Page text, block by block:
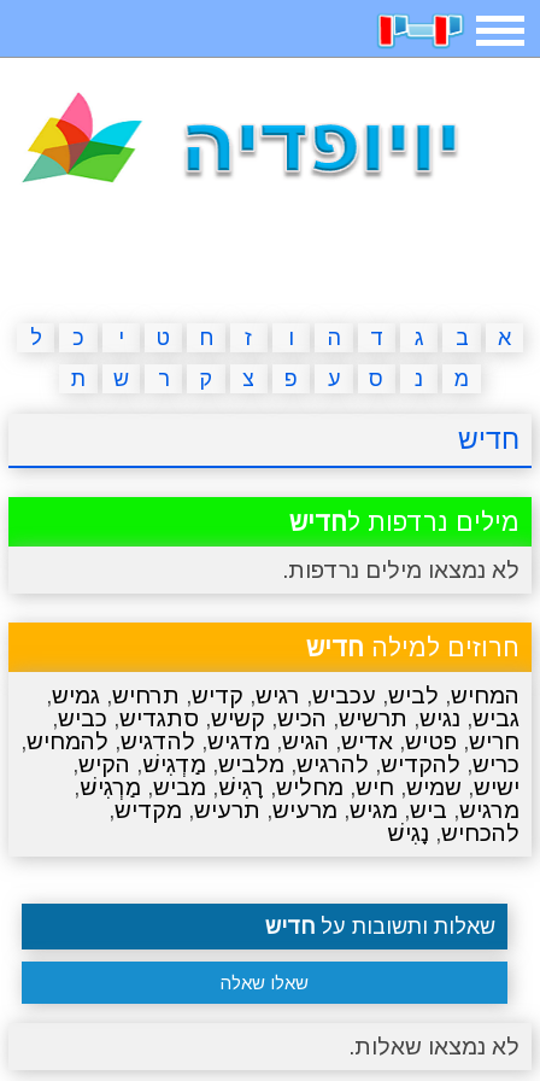
תפריט
איש תלוי מדריכים פוקימון גו מצא הבדלים
יצירה משחקי בנות אשליות חדשות
א ב ג ד ה ו ז ח ט י כ
ל
מ
נ ס ע פ צ ק ר ש ת
חדיש
מילים נרדפות לחדיש
לא נמצאו מילים נרדפות.
חרוזים למילה חדיש
המחיש, לביש, עכביש, רגיש, קדיש, תרחיש, גמיש,
גביש, נגיש, תרשיש, הכיש, קשיש, סתגדיש, כביש,
חריש, פטיש, אדיש, הגיש, מדגיש, להדגיש, להמחיש,
כריש, להקדיש, להרגיש, מלביש, מַדְגִישׁ, הקיש,
ישיש, שמיש, חיש, מחליש, רָגִישׁ, מביש, מַרְגִישׁ,
מרגיש, ביש, מגיש, מרעיש, תרעיש, מקדיש,
להכחיש, נָגִישׁ
שאלות ותשובות על חדיש
שאלו שאלה
לא נמצאו שאלות.